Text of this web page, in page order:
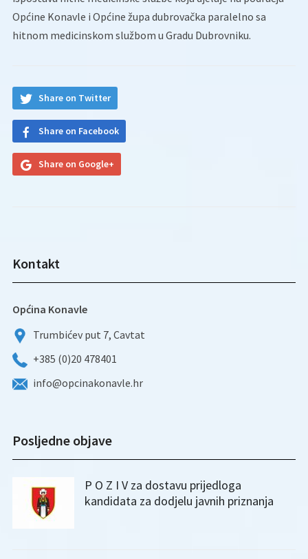
Općine Konavle i Općine župa dubrovačka paralelno sa
hitnom medicinskom službom u Gradu Dubrovniku.
Share on Twitter
Share on Facebook
Share on Google+
Kontakt
Općina Konavle
Trumbićev put 7, Cavtat
+385 (0)20 478401
info@opcinakonavle.hr
Posljedne objave
P O Z I V za dostavu prijedloga
kandidata za dodjelu javnih priznanja